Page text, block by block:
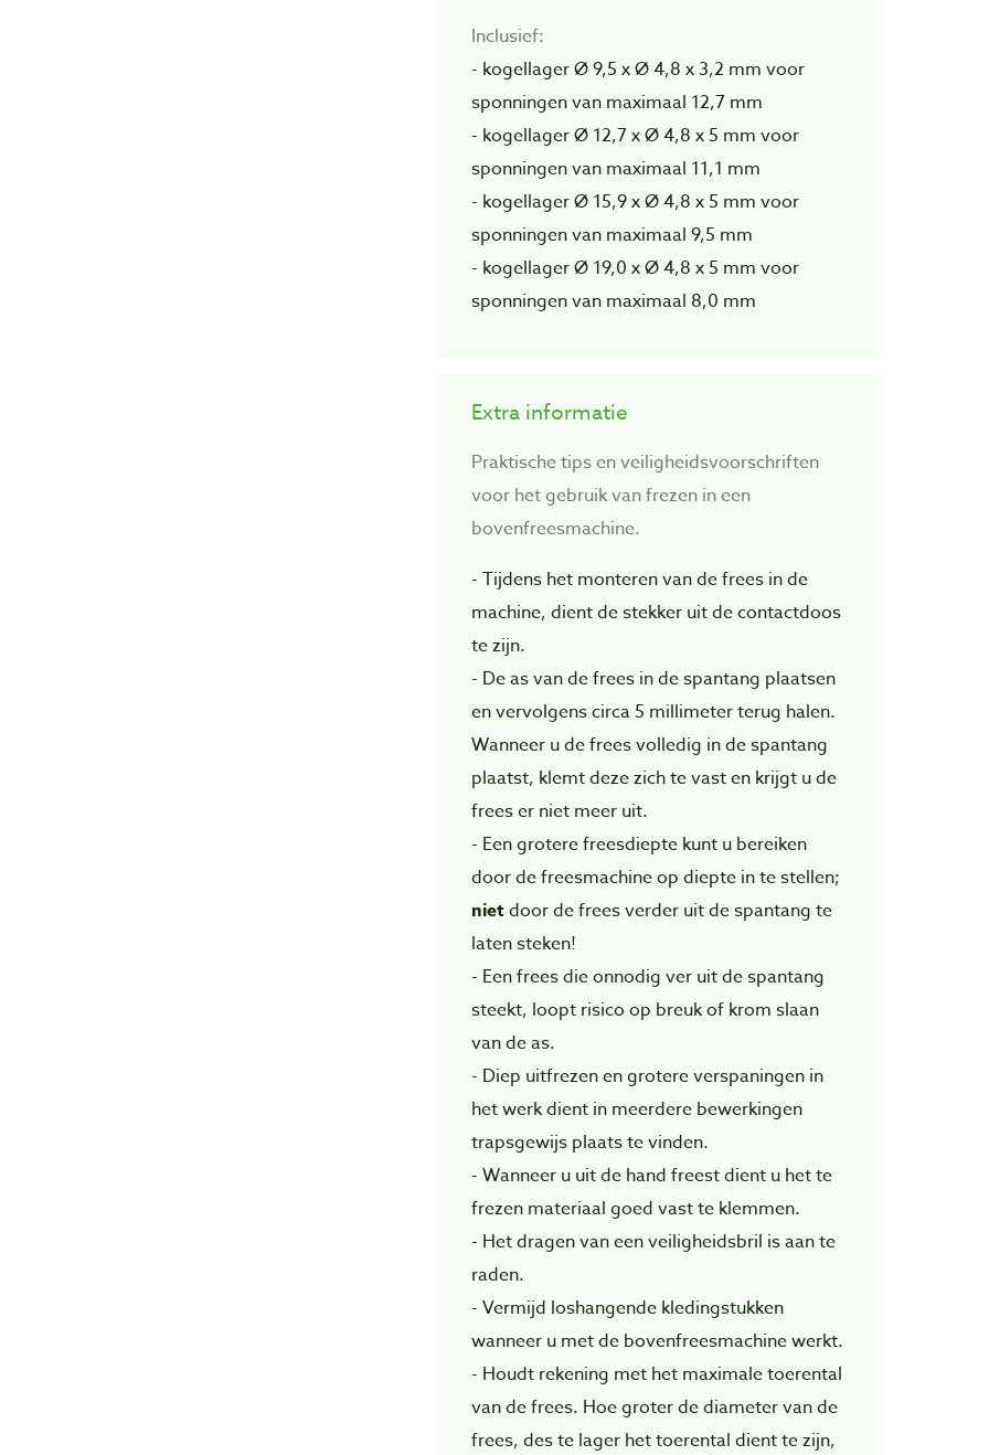
Inclusief:
- kogellager Ø 9,5 x Ø 4,8 x 3,2 mm voor
sponningen van maximaal 12,7 mm
- kogellager Ø 12,7 x Ø 4,8 x 5 mm voor
sponningen van maximaal 11,1 mm
- kogellager Ø 15,9 x Ø 4,8 x 5 mm voor
sponningen van maximaal 9,5 mm
- kogellager Ø 19,0 x Ø 4,8 x 5 mm voor
sponningen van maximaal 8,0 mm
Extra informatie
Praktische tips en veiligheidsvoorschriften
voor het gebruik van frezen in een
bovenfreesmachine.
- Tijdens het monteren van de frees in de
machine, dient de stekker uit de contactdoos
te zijn.
- De as van de frees in de spantang plaatsen
en vervolgens circa 5 millimeter terug halen.
Wanneer u de frees volledig in de spantang
plaatst, klemt deze zich te vast en krijgt u de
frees er niet meer uit.
- Een grotere freesdiepte kunt u bereiken
door de freesmachine op diepte in te stellen;
nietdoor de frees verder uit de spantang te
laten steken!
- Een frees die onnodig ver uit de spantang
steekt, loopt risico op breuk of krom slaan
van de as.
- Diep uitfrezen en grotere verspaningen in
het werk dient in meerdere bewerkingen
trapsgewijs plaats te vinden.
- Wanneer u uit de hand freest dient u het te
frezen materiaal goed vast te klemmen.
- Het dragen van een veiligheidsbril is aan te
raden.
- Vermijd loshangende kledingstukken
wanneer u met de bovenfreesmachine werkt.
- Houdt rekening met het maximale toerental
van de frees. Hoe groter de diameter van de
frees, des te lager het toerental dient te zijn,